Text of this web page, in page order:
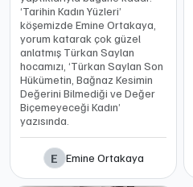
‘Tarihin Kadın Yüzleri’
köşemizde Emine Ortakaya,
yorum katarak çok güzel
anlatmış Türkan Saylan
hocamızı, ‘Türkan Saylan Son
Hükümetin, Bağnaz Kesimin
Değerini Bilmediği ve Değer
Biçemeyeceği Kadın’
yazısında.
E Emine Ortakaya